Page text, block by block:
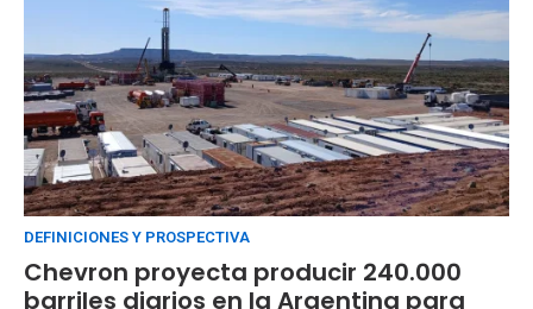
DEFINICIONES Y PROSPECTIVA
Chevron proyecta producir 240.000
barriles diarios en la Argentina para